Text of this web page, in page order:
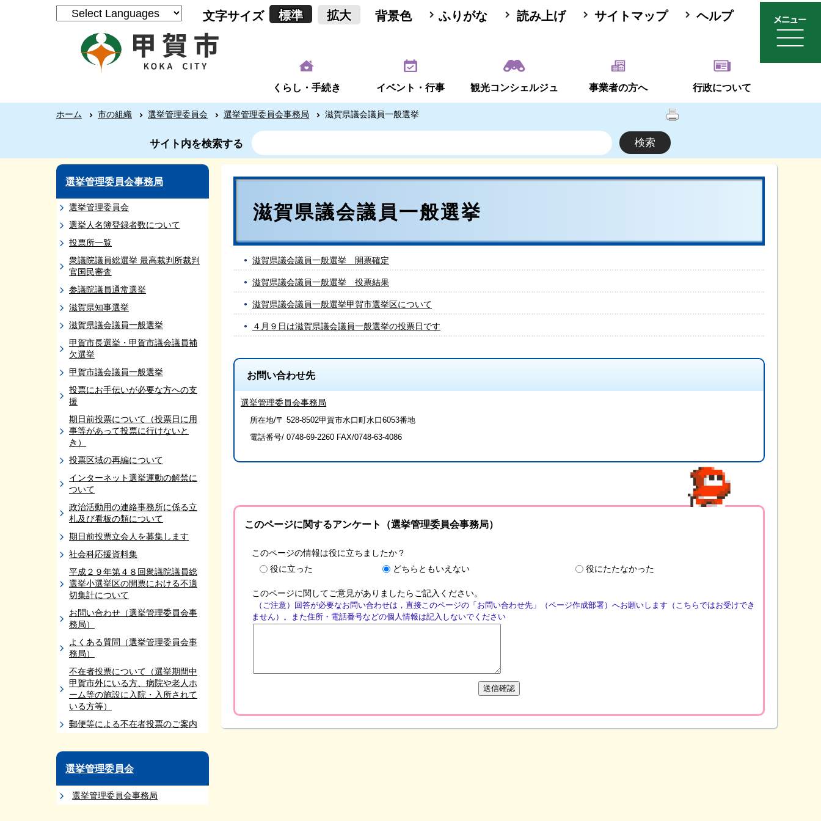
文字サイズ 標準 拡大 背景色 ふりがな 読み上げ サイトマップ ヘルプ
くらし・手続き イベント・行事 観光コンシェルジュ 事業者の方へ 行政について
ホーム 市の組織 選挙管理委員会 選挙管理委員会事務局 滋賀県議会議員一般選挙
サイト内を検索する
選挙管理委員会事務局
選挙管理委員会
選挙人名簿登録者数について
投票所一覧
衆議院議員総選挙 最高裁判所裁判
官国民審査
参議院議員通常選挙
滋賀県知事選挙
滋賀県議会議員一般選挙
甲賀市長選挙・甲賀市議会議員補
欠選挙
甲賀市議会議員一般選挙
投票にお手伝いが必要な方への支
援
期日前投票について（投票日に用
事等があって投票に行けないと
き）
投票区域の再編について
インターネット選挙運動の解禁に
ついて
政治活動用の連絡事務所に係る立
札及び看板の類について
期日前投票立会人を募集します
社会科応援資料集
平成２９年第４８回衆議院議員総
選挙小選挙区の開票における不適
切集計について
お問い合わせ（選挙管理委員会事
務局）
よくある質問（選挙管理委員会事
務局）
不在者投票について（選挙期間中
甲賀市外にいる方、病院や老人ホ
ーム等の施設に入院・入所されて
いる方等）
郵便等による不在者投票のご案内
選挙管理委員会
選挙管理委員会事務局
滋賀県議会議員一般選挙
滋賀県議会議員一般選挙 開票確定
滋賀県議会議員一般選挙 投票結果
滋賀県議会議員一般選挙甲賀市選挙区について
４月９日は滋賀県議会議員一般選挙の投票日です
お問い合わせ先
選挙管理委員会事務局
所在地/〒 528-8502甲賀市水口町水口6053番地
電話番号/ 0748-69-2260 FAX/0748-63-4086
このページに関するアンケート（選挙管理委員会事務局）
このページの情報は役に立ちましたか？
役に立った
どちらともいえない 役にたたなかった
このページに関してご意見がありましたらご記入ください。
（ご注意）回答が必要なお問い合わせは，直接このページの「お問い合わせ先」（ページ作成部署）へお願いします（こちらではお受けでき
ません）。また住所・電話番号などの個人情報は記入しないでください